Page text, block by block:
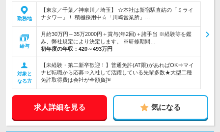
勤務地
【東京／千葉／神奈川／埼玉】 ☆本社は新宿駅直結の「ミライ
ナタワー」！ 積極採用中☆「川崎営業所」…
給与
月給30万円～35万2000円＋賞与(年2回)＋諸手当 ※経験等を鑑
み、弊社規定により決定します。 ※研修期間…
初年度の年収： 420～493万円
対象と
なる方
【未経験・第二新卒歓迎！】普通免許(AT限)があればOK⇒マイ
ナビ転職から応募⇒入社して活躍している先輩多数★大型二種
免許取得費は会社が全額負担
求人詳細を見る 気になる